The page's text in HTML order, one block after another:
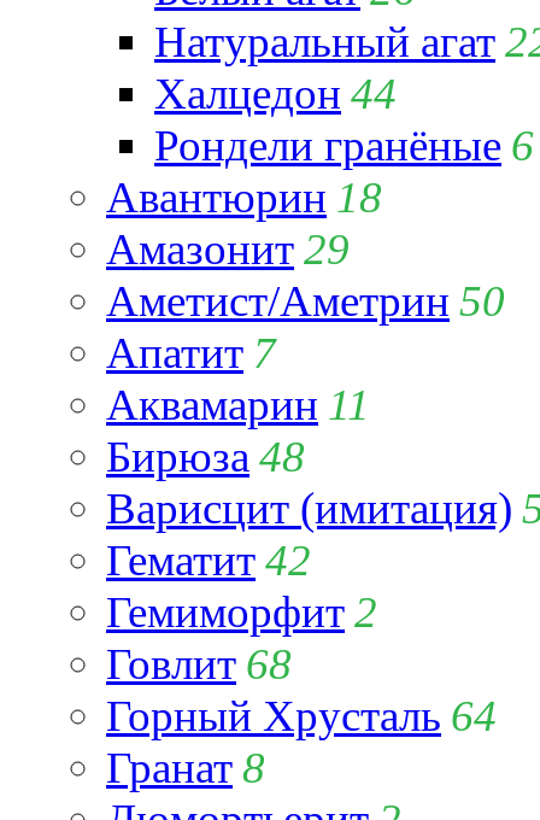
Натуральный агат
Халцедон 44
Рондели гранёные 6
Авантюрин 18
Амазонит29
Аметист/Аметрин 50
Апатит 7
Аквамарин 11
Бирюза48
Варисцит (имитация)
Гематит42
Гемиморфит2
Говлит 68
Горный Хрусталь 64
Гранат8